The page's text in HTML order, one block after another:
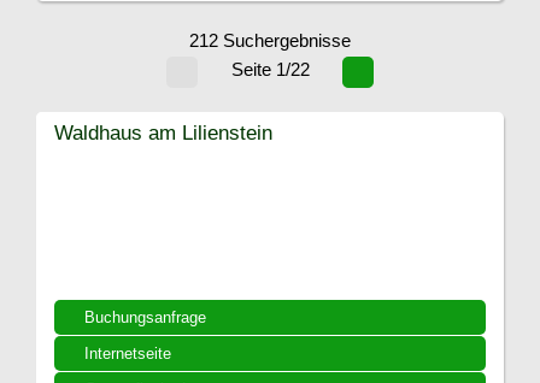
212 Suchergebnisse
Seite 1/22
Buchungsanfrage
Internetseite
Waldhaus am Lilienstein